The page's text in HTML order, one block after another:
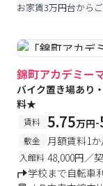
お家賃3万円台からご
#予約受付中 #
錦町アカデミー
バイク置き場あり
料★
賃料 5.75万円-
敷金 月額賃料1
入館料 48,000円／
学校まで自転車